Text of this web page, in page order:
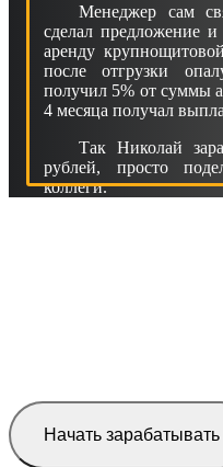
Менеджер сам
сделал предложение
аренду
после отгрузки
получил 5% от суммы
4 месяца получал
Так Николай
рублей, просто
коллеги.
Начать зарабатывать